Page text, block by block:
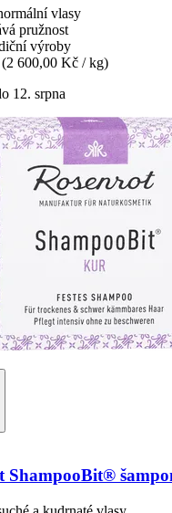
vlasy
pružnost
výroby
(2 600,00 Kč / kg)
12. srpna
ShampooBit®